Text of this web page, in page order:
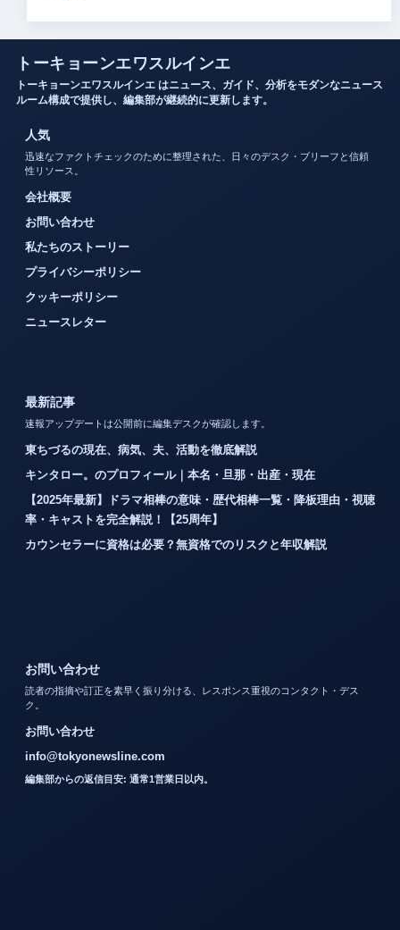
トーキョーンエワスルインエ
トーキョーンエワスルインエ はニュース、ガイド、分析をモダンなニュース
ルーム構成で提供し、編集部が継続的に更新します。
人気
迅速なファクトチェックのために整理された、日々のデスク・ブリーフと信頼
性リソース。
会社概要
お問い合わせ
私たちのストーリー
プライバシーポリシー
クッキーポリシー
ニュースレター
最新記事
速報アップデートは公開前に編集デスクが確認します。
東ちづるの現在、病気、夫、活動を徹底解説
キンタロー。のプロフィール｜本名・旦那・出産・現在
【2025年最新】ドラマ相棒の意味・歴代相棒一覧・降板理由・視聴
率・キャストを完全解説！【25周年】
カウンセラーに資格は必要？無資格でのリスクと年収解説
お問い合わせ
読者の指摘や訂正を素早く振り分ける、レスポンス重視のコンタクト・デス
ク。
お問い合わせ
info@tokyonewsline.com
編集部からの返信目安: 通常1営業日以内。